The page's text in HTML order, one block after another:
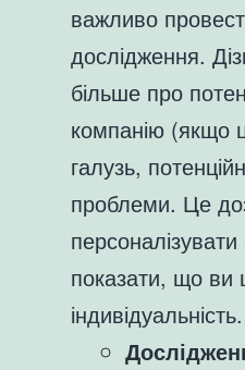
важливо
дослідження.
більше про
компанію (якщо
галузь,
проблеми. Це
показати, що ви
індивідуальність.